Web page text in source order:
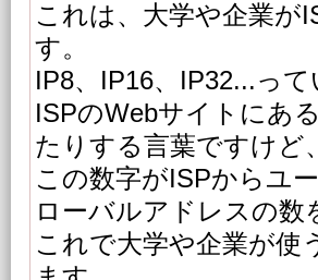
これは、大学や企業が
す。
IP8、IP16、IP32...っ
ISPのWebサイトにあ
たりする言葉ですけど、
この数字がISPからユ
ローバルアドレスの数
これで大学や企業が使